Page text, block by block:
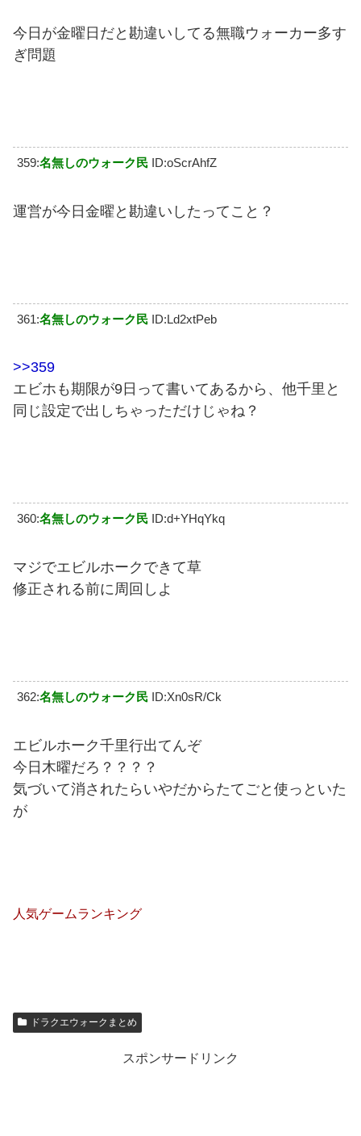
今日が金曜日だと勘違いしてる無職ウォーカー多す
ぎ問題
359:名無しのウォーク民 ID:oScrAhfZ
運営が今日金曜と勘違いしたってこと？
361:名無しのウォーク民 ID:Ld2xtPeb
>>359
エビホも期限が9日って書いてあるから、他千里と
同じ設定で出しちゃっただけじゃね？
360:名無しのウォーク民 ID:d+YHqYkq
マジでエビルホークできて草
修正される前に周回しよ
362:名無しのウォーク民 ID:Xn0sR/Ck
エビルホーク千里行出てんぞ
今日木曜だろ？？？？
気づいて消されたらいやだからたてごと使っといた
が
人気ゲームランキング
ドラクエウォークまとめ
スポンサードリンク